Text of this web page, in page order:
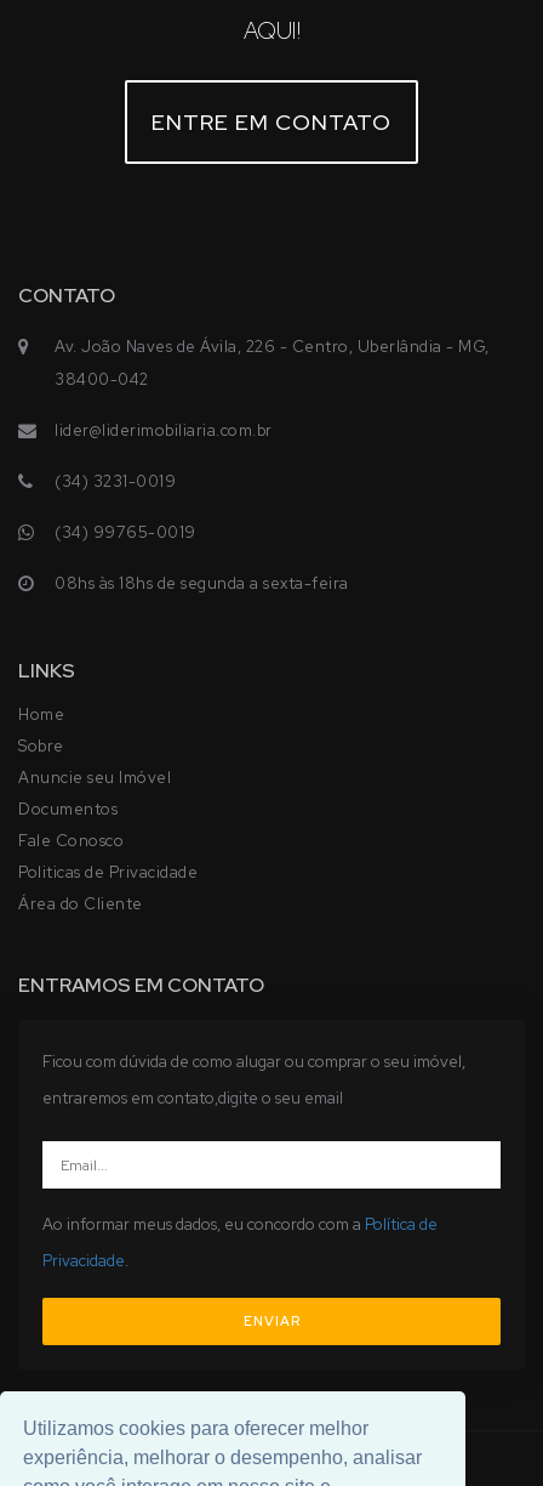
Utilizamos cookies para oferecer melhor
experiência, melhorar o desempenho, analisar
AQUI!
ENTRE EM CONTATO
CONTATO
Av. João Naves de Ávila, 226 - Centro, Uberlândia - MG,
38400-042
lider@liderimobiliaria.com.br
(34) 3231-0019
(34) 99765-0019
08hs às 18hs de segunda a sexta-feira
LINKS
Home
Sobre
Anuncie seu Imóvel
Documentos
Fale Conosco
Politicas de Privacidade
Área do Cliente
ENTRAMOS EM CONTATO
Ficou com dúvida de como alugar ou comprar o seu imóvel,
entraremos em contato,digite o seu email
Ao informar meus dados, eu concordo com a Política de
Privacidade.
ENVIAR
© 2026 Desenvolvido por Universal Software